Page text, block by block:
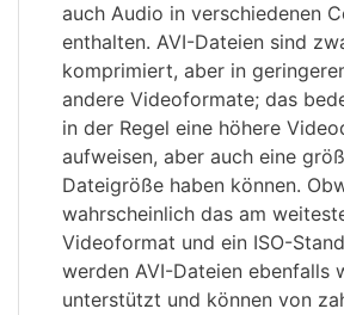
auch Audio in verschiedenen
enthalten. AVI-Dateien sind
komprimiert, aber in
andere Videoformate; das
in der Regel eine höhere
aufweisen, aber auch eine
Dateigröße haben können.
wahrscheinlich das am
Videoformat und ein ISO-
werden AVI-Dateien ebenfalls
unterstützt und können von